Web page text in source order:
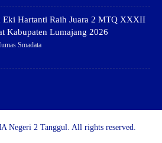
Eki Hartanti Raih Juara 2 MTQ XXXII
Kabupaten Lumajang 2026
Smadata
Negeri 2 Tanggul. All rights reserved.